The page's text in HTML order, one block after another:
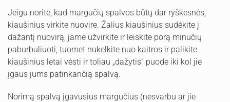
Jeigu norite, kad margučių spalvos būtų dar ryškesnės,
kiaušinius virkite nuovire. Žalius kiaušinius sudėkite į
dažantį nuovirą, jame užvirkite ir leiskite porą minučių
paburbuliuoti, tuomet nukelkite nuo kaitros ir palikite
kiaušinius lėtai vėsti ir toliau „dažytis“ puode iki kol jie
įgaus jums patinkančią spalvą.
Norimą spalvą įgavusius margučius (nesvarbu ar jie